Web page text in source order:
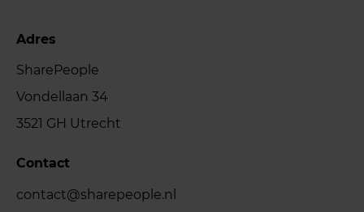
Adres
SharePeople
Vondellaan 34
3521 GH Utrecht
Contact
contact@sharepeople.nl